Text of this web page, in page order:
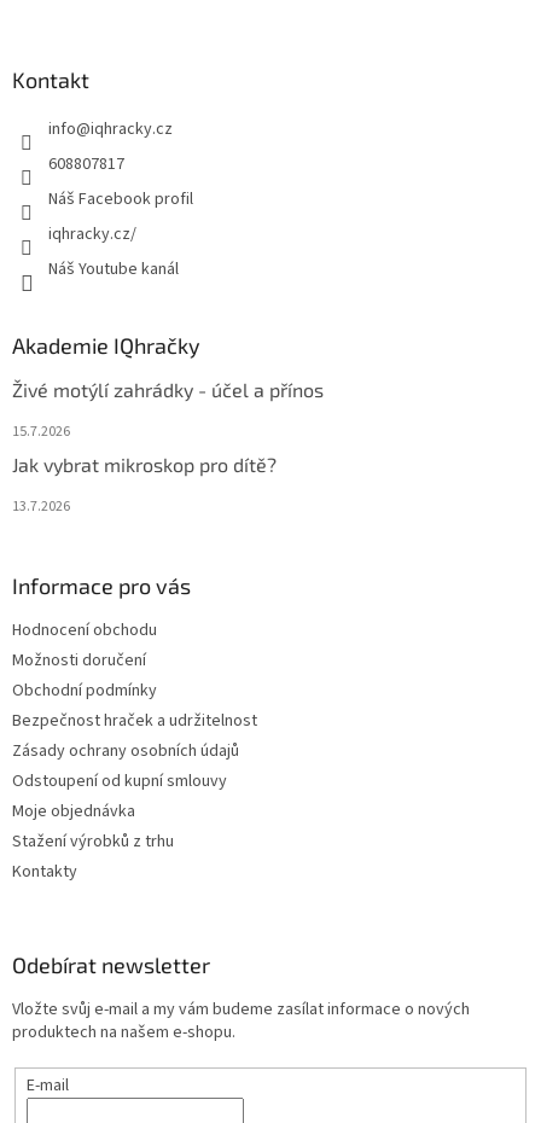
Kontakt
info@iqhracky.cz
608807817
Náš Facebook profil
iqhracky.cz/
Náš Youtube kanál
Akademie IQhračky
Živé motýlí zahrádky - účel a přínos
15.7.2026
Jak vybrat mikroskop pro dítě?
13.7.2026
Informace pro vás
Hodnocení obchodu
Možnosti doručení
Obchodní podmínky
Bezpečnost hraček a udržitelnost
Zásady ochrany osobních údajů
Odstoupení od kupní smlouvy
Moje objednávka
Stažení výrobků z trhu
Kontakty
Odebírat newsletter
Vložte svůj e-mail a my vám budeme zasílat informace o nových
produktech na našem e-shopu.
E-mail